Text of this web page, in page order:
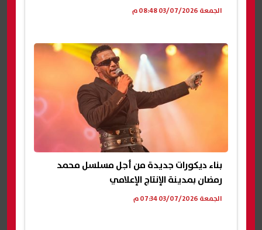
الجمعة 03/07/2026 08:48 م
بناء ديكورات جديدة من أجل مسلسل محمد
رمضان بمدينة الإنتاج الإعلامي
الجمعة 03/07/2026 07:34 م